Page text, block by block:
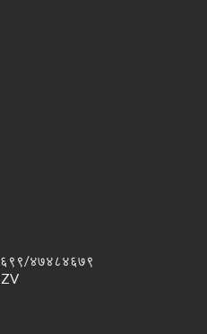
४७४८४६७९